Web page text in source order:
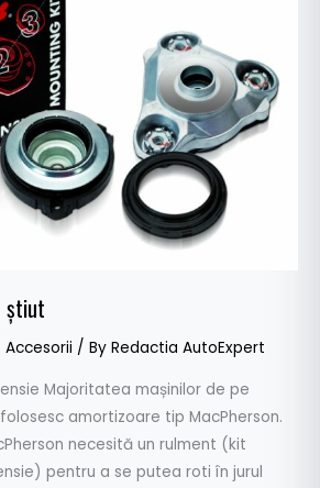
știut
Accesorii / By Redactia AutoExpert
Majoritatea mașinilor de pe
amortizoare tip MacPherson.
necesită un rulment (kit
pentru a se putea roti în jurul